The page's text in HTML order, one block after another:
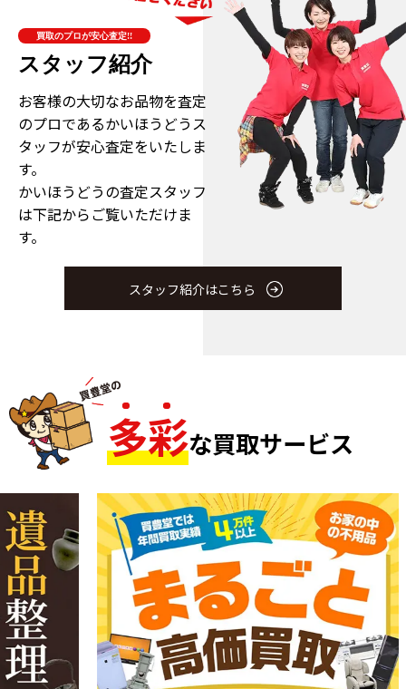
買取のプロが安心査定!!
スタッフ紹介
お客様の大切なお品物を査定
のプロであるかいほうどうス
タッフが安心査定をいたしま
す。
かいほうどうの査定スタッフ
は下記からご覧いただけま
す。
スタッフ紹介はこちら
多彩な買取サービス